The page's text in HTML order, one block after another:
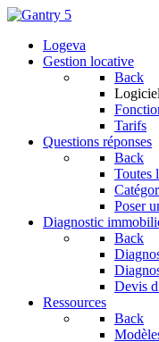
Logeva
Gestion locative
Back
Tarifs
Questions réponses
Back
Toutes
Poser
Diagnostic
Back
Devis
Ressources
Back